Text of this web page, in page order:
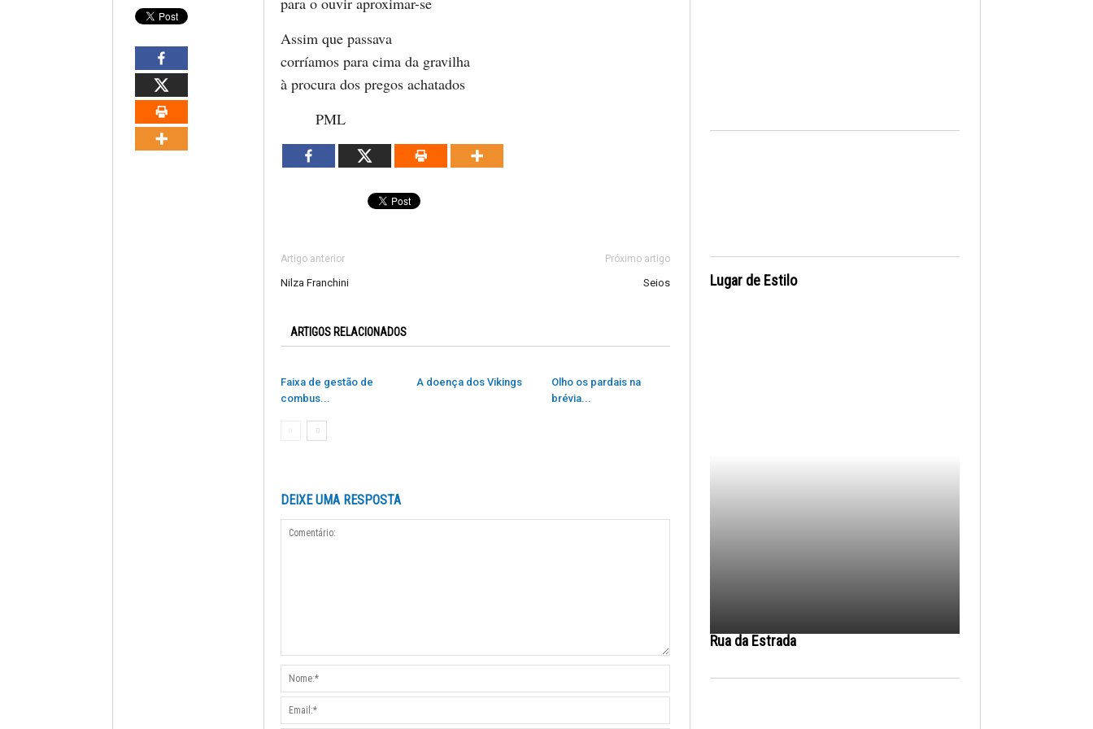
Assim que passava
corríamos para cima da gravilha
à procura dos pregos achatados
PML
Artigo anterior
Nilza Franchini
Próximo artigo
Seios
ARTIGOS RELACIONADOS
Faixa de gestão de
combus...
A doença dos Vikings
Olho os pardais na
brévia...
DEIXE UMA RESPOSTA
Lugar de Estilo
Rua da Estrada